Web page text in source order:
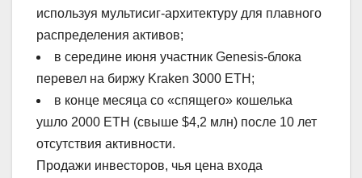
используя мультисиг-архитектуру для плавного
распределения активов;
в середине июня участник Genesis-блока
перевел на биржу Kraken 3000 ETH;
в конце месяца со «спящего» кошелька
ушло 2000 ETH (свыше $4,2 млн) после 10 лет
отсутствия активности.
Продажи инвесторов, чья цена входа